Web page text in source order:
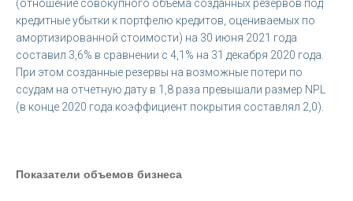
(отношение совокупного объема созданных резервов под
кредитные убытки к портфелю кредитов, оцениваемых по
амортизированной стоимости) на 30 июня 2021 года
составил 3,6% в сравнении с 4,1% на 31 декабря 2020 года.
При этом созданные резервы на возможные потери по
ссудам на отчетную дату в 1,8 раза превышали размер NPL
(в конце 2020 года коэффициент покрытия составлял 2,0).
Показатели объемов бизнеса